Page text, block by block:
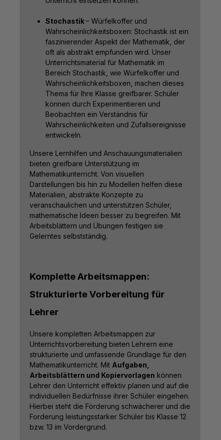
Stochastik– Würfelkoffer und
Wahrscheinlichkeitsboxen: Stochastik ist ein
faszinierender Aspekt der Mathematik, der
oft als abstrakt empfunden wird. Unser
Unterrichtsmaterial für Mathematik im
Bereich Stochastik, wie Würfelkoffer und
Wahrscheinlichkeitsboxen, machen dieses
Thema für Ihre Klasse greifbarer. Schüler
können durch Experimentieren und
Beobachten ein Verständnis für
Wahrscheinlichkeiten und Zufallsereignisse
entwickeln.
Unsere Lernhilfen und Anschauungsmaterialien
bieten greifbare Unterstützung im
Mathematikunterricht. Von visuellen
Darstellungen bis hin zu Modellen helfen diese
Materialien, abstrakte Konzepte zu
veranschaulichen und unterstützen Schüler,
mathematische Ideen besser zu begreifen. Mit
Arbeitsblättern und Übungen festigen sie
Gelerntes selbstständig.
Komplette Arbeitsmappen:
Strukturierte Vorbereitung für
Lehrer
Unsere kompletten Arbeitsmappen zur
Unterrichtsvorbereitung bieten Lehrern eine
strukturierte und umfassende Grundlage für den
Mathematikunterricht. Mit Aufgaben,
Arbeitsblättern und Kopiervorlagen können
Lehrer den Unterricht effektiv planen und auf die
individuellen Bedürfnisse ihrer Schüler eingehen.
Hierbei steht die Förderung schwächerer und die
Forderung leistungsstarker Schüler bis Klasse 12
bzw. 13 im Vordergrund.